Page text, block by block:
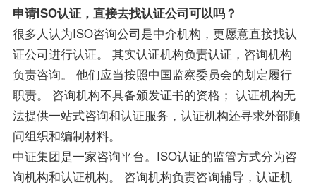
申请ISO认证，直接去找认证公司可以吗？
很多人认为ISO咨询公司是中介机构，更愿意直接找认
证公司进行认证。 其实认证机构负责认证，咨询机构
负责咨询。 他们应当按照中国监察委员会的划定履行
职责。 咨询机构不具备颁发证书的资格； 认证机构无
法提供一站式咨询和认证服务，认证机构还寻求外部顾
问组织和编制材料。
中证集团是一家咨询平台。ISO认证的监管方式分为咨
询机构和认证机构。 咨询机构负责咨询辅导，认证机